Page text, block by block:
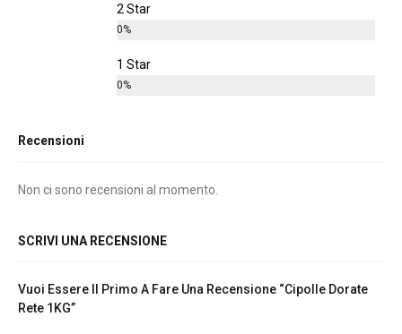
2 Star
0%
1 Star
0%
Recensioni
Non ci sono recensioni al momento.
SCRIVI UNA RECENSIONE
Vuoi Essere Il Primo A Fare Una Recensione “Cipolle Dorate
Rete 1KG”